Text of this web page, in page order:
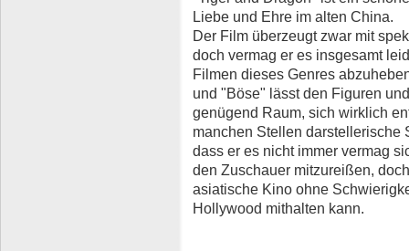
Liebe und Ehre im alten China.
Der Film überzeugt zwar mit
doch vermag er es insgesamt
Filmen dieses Genres
und "Böse" lässt den Figuren
genügend Raum, sich wirklich
manchen Stellen darstellerische
dass er es nicht immer vermag
den Zuschauer mitzureißen,
asiatische Kino ohne
Hollywood mithalten kann.